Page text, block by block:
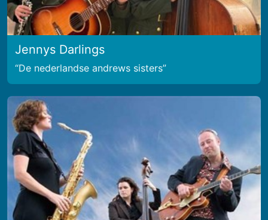
Jennys Darlings
De nederlandse andrews sisters